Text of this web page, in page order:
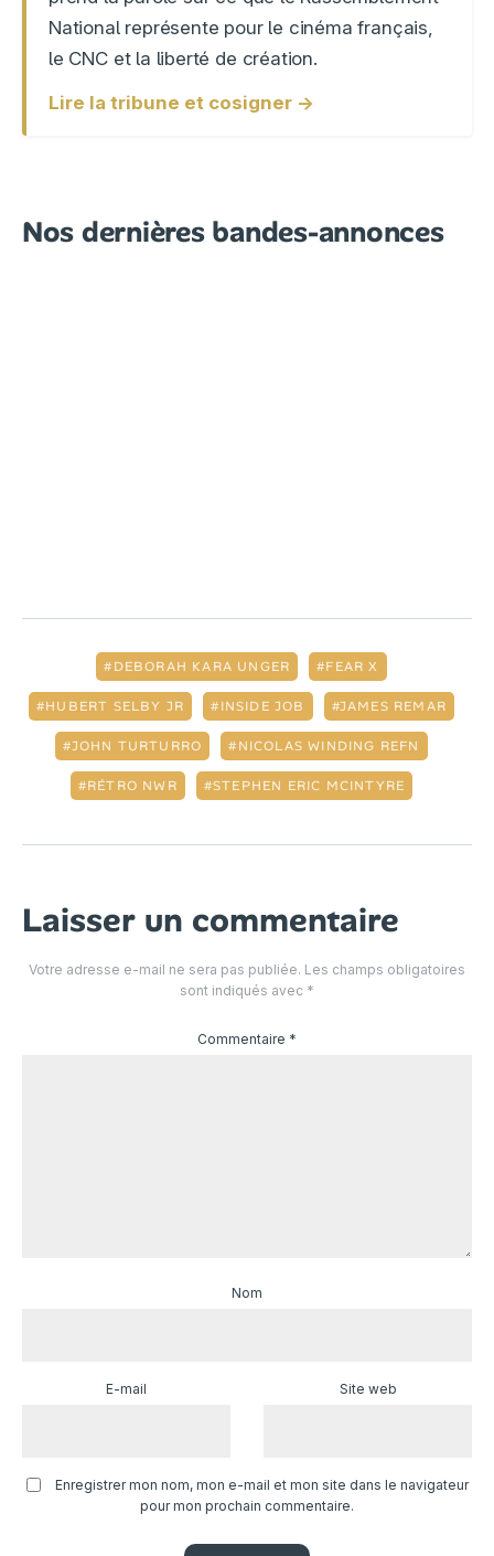
National représente pour le cinéma français,
le CNC et la liberté de création.
Lire la tribune et cosigner →
Nos dernières bandes-annonces
DEBORAH KARA UNGER FEAR X
HUBERT SELBY JR INSIDE JOB JAMES REMAR
JOHN TURTURRO NICOLAS WINDING REFN
RÉTRO NWR STEPHEN ERIC MCINTYRE
Laisser un commentaire
Votre adresse e-mail ne sera pas publiée. Les champs obligatoires
sont indiqués avec *
Commentaire *
Nom
E-mail Site web
Enregistrer mon nom, mon e-mail et mon site dans le navigateur
pour mon prochain commentaire.